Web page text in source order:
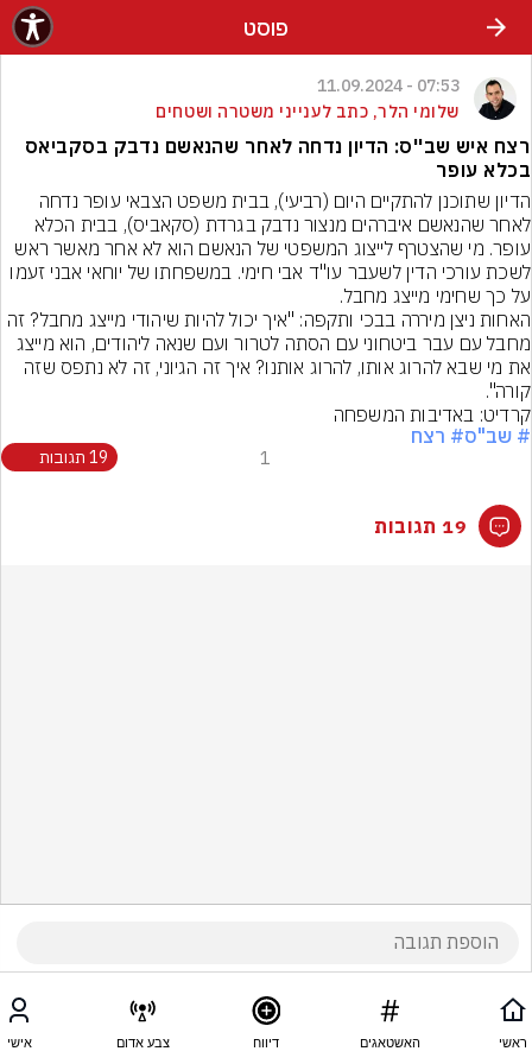
פוסט
07:53 - 11.09.2024
שלומי הלר, כתב לענייני משטרה ושטחים
רצח איש שב''ס: הדיון נדחה לאחר שהנאשם נדבק בסקביאס
בכלא עופר
על כך שחימי מייצג מחבל.
קורה".
קרדיט: באדיבות המשפחה
# שב"ס# רצח
1 19 תגובות
19 תגובות
ראשי האשטאגים דיווח צבע אדום אישי